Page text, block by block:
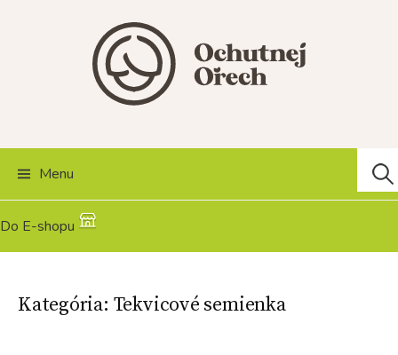
Menu
Do E-shopu
Kategória: Tekvicové semienka